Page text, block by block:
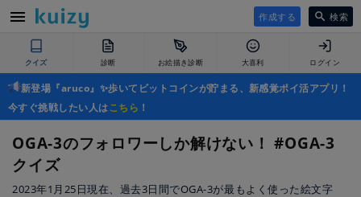
作成する 検索
クイズ 診断 お絵描き診断 大喜利 ログイン
新登場『aruco』✨歩いてビットコインが貯まる、新感覚ポイ活アプリ！
今すぐ挑戦したい人はこちら ！
OGA-3のフォロワーしか解けない！ #OGA-3
クイズ
2023年1月25日現在、過去3日間でOGA-3が最もよく使った絵文字